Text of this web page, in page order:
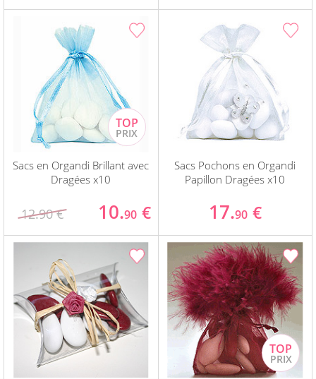
Sacs en Organdi Brillant avec
Dragées x10
12.90 € 10.90 €
Sacs Pochons en Organdi
Papillon Dragées x10
17.90 €